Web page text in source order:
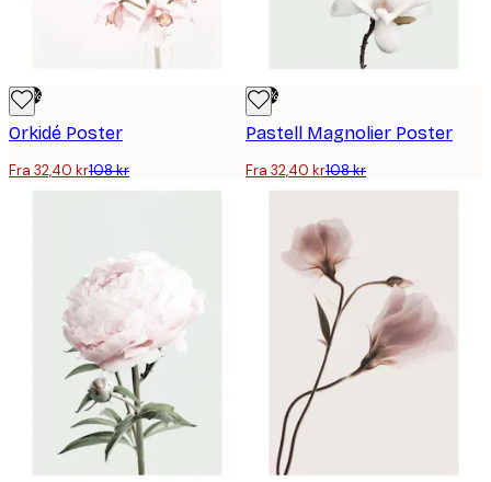
-70%
Orkidé Poster
Fra 32,40 kr108 kr
-70%
Pastell Magnolier Poster
Fra 32,40 kr108 kr